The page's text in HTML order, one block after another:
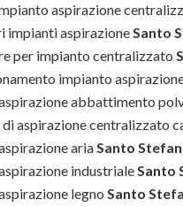
aspirazione
impianti aspirazioneSanto
per impianto centralizzato
impianto
abbattimento
aspirazione centralizzato
ariaSanto
industrialeSanto
legno Santo